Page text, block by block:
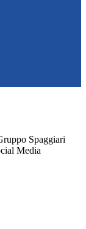
Spaggiari
Media